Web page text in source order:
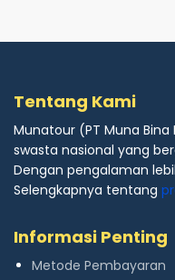
Tentang Kami
Munatour (PT Muna
swasta nasional yang
Dengan pengalaman
Selengkapnya tentang
Informasi Penting
Metode Pembayaran